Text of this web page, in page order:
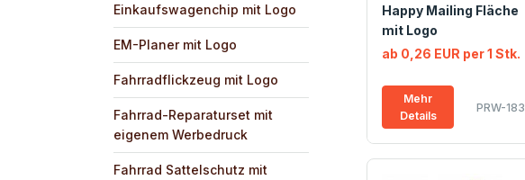
Einkaufswagenchip mit Logo
EM-Planer mit Logo
Fahrradflickzeug mit Logo
Fahrrad-Reparaturset mit
eigenem Werbedruck
Fahrrad Sattelschutz mit
Happy Mailing Fläche
mit Logo
ab 0,26 EUR per 1 Stk.
Mehr
Details
PRW-183